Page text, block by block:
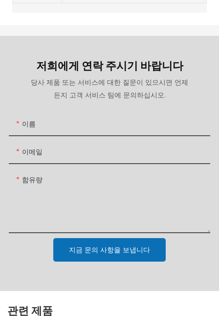
저희에게 연락 주시기 바랍니다
당사 제품 또는 서비스에 대한 질문이 있으시면 언제
든지 고객 서비스 팀에 문의하십시오.
이름
이메일
함유량
지금 문의 사항을 보냅니다
관련 제품